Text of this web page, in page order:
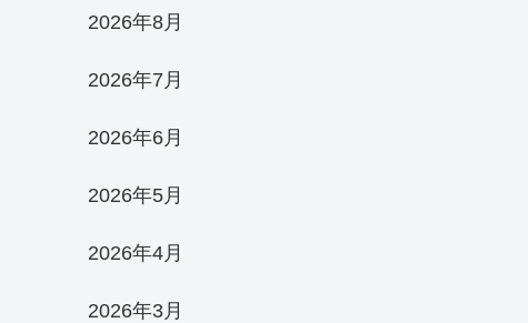
2026年8月
2026年7月
2026年6月
2026年5月
2026年4月
2026年3月